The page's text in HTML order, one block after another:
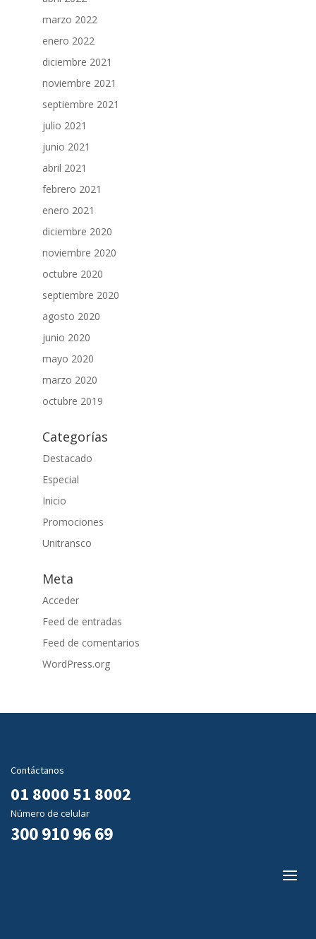
marzo 2022
enero 2022
diciembre 2021
noviembre 2021
septiembre 2021
julio 2021
junio 2021
abril 2021
febrero 2021
enero 2021
diciembre 2020
noviembre 2020
octubre 2020
septiembre 2020
agosto 2020
junio 2020
mayo 2020
marzo 2020
octubre 2019
Categorías
Destacado
Especial
Inicio
Promociones
Unitransco
Meta
Acceder
Feed de entradas
Feed de comentarios
WordPress.org
Contáctanos
01 8000 51 8002
Número de celular
300 910 96 69